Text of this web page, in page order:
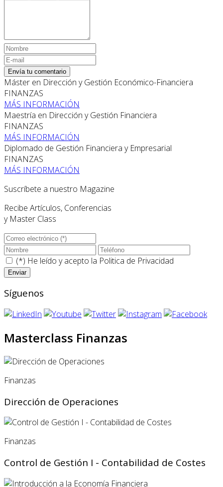
Envía tu comentario
Máster en Dirección y Gestión Económico-Financiera
FINANZAS
MÁS INFORMACIÓN
Maestría en Dirección y Gestión Financiera
FINANZAS
MÁS INFORMACIÓN
Diplomado de Gestión Financiera y Empresarial
FINANZAS
MÁS INFORMACIÓN
Suscríbete a nuestro Magazine
Recibe Artículos, Conferencias
y Master Class
(*) He leído y acepto la Politica de Privacidad
Síguenos
Masterclass Finanzas
Finanzas
Dirección de Operaciones
Finanzas
Control de Gestión I - Contabilidad de Costes